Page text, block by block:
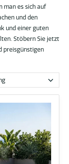
man es sich auf
und den
und einer guten
Stöbern Sie jetzt
preisgünstigen